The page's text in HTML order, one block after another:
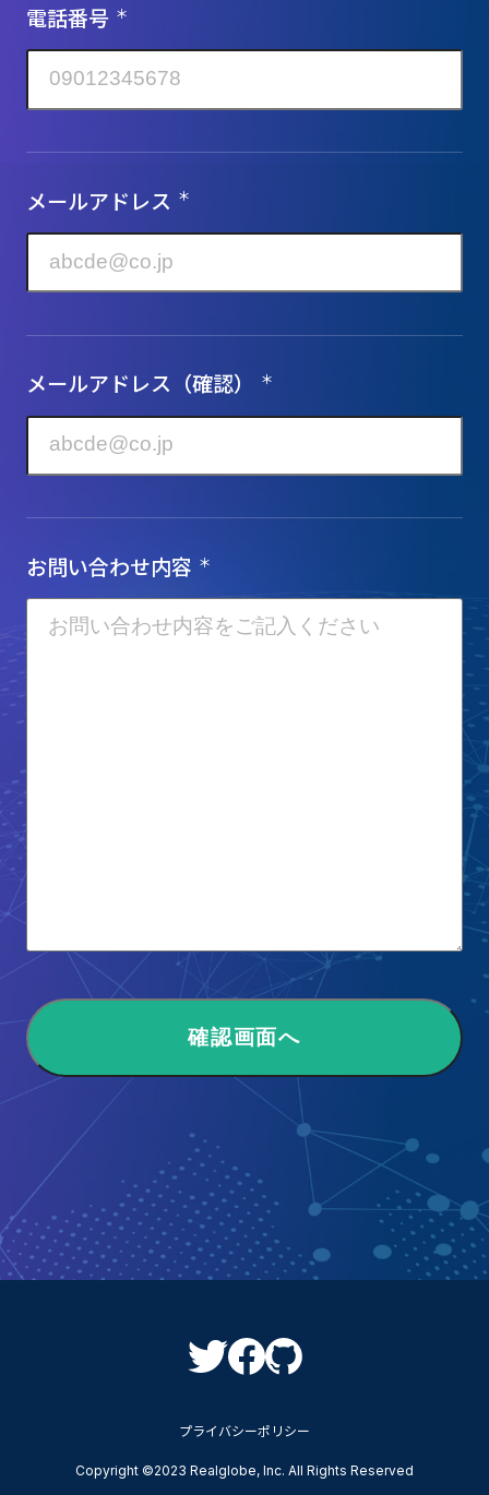
電話番号 ＊
メールアドレス ＊
メールアドレス（確認） ＊
お問い合わせ内容 ＊
Copyright ©2023 Realglobe, Inc. All Rights Reserved
プライバシーポリシー